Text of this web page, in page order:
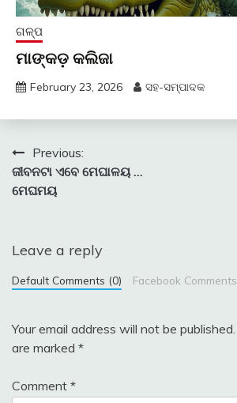
ଗଳ୍ପ
ମାଙ୍କଡ଼ କଲିଜା
February 23, 2026 ସହ-ସମ୍ପାଦକ
Post
navigation
Previous:
ଜୀବନଟା ଏବେ ମେଘାଳୟ …
ମେଘମୟ
Leave a reply
Default Comments (0) Facebook Comments
Your email address will not be published.
are marked *
Comment *